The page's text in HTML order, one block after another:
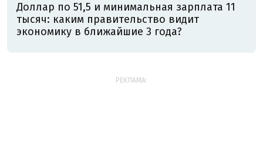
Доллар по 51,5 и минимальная зарплата 11
тысяч: каким правительство видит
экономику в ближайшие 3 года?
РЕКЛАМА: